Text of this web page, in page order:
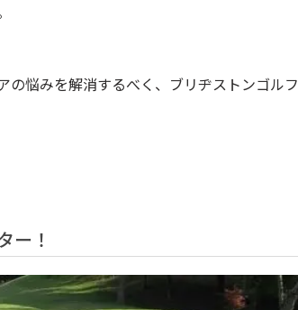
悩みを解消するべく、ブリヂストンゴルフ
ー！